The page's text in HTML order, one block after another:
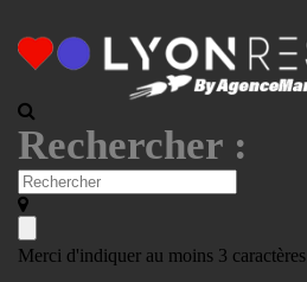
Rechercher :
Merci d'indiquer au moins 3 caractères